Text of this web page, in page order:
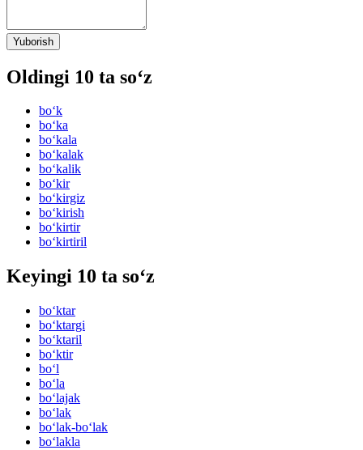
Yuborish
Oldingi 10 ta so‘z
bo‘k
bo‘ka
bo‘kala
bo‘kalak
bo‘kalik
bo‘kir
bo‘kirgiz
bo‘kirish
bo‘kirtir
bo‘kirtiril
Keyingi 10 ta so‘z
bo‘ktar
bo‘ktargi
bo‘ktaril
bo‘ktir
bo‘l
bo‘la
bo‘lajak
bo‘lak
bo‘lak-bo‘lak
bo‘lakla